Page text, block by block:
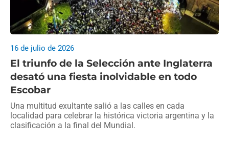
El triunfo de la Selección ante Inglaterra
desató una fiesta inolvidable en todo
Escobar
16 de julio de 2026
Una multitud exultante salió a las calles en cada
localidad para celebrar la histórica victoria argentina y la
clasificación a la final del Mundial.